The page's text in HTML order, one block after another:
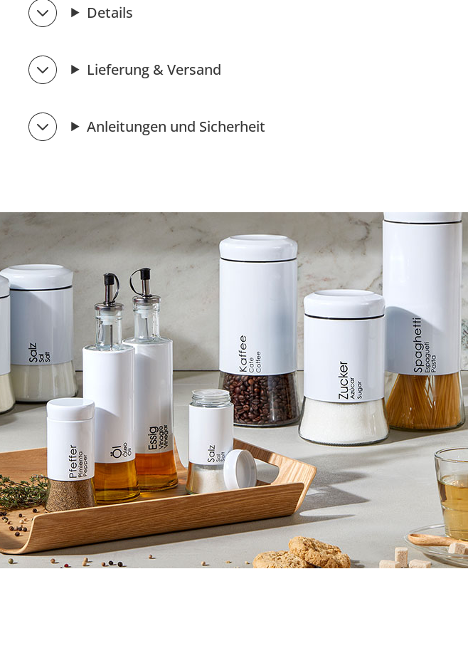
Details
Lieferung & Versand
Anleitungen und Sicherheit